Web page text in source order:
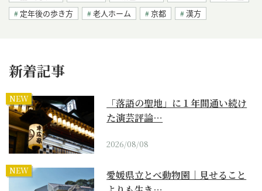
定年後の歩き方
老人ホーム 京都 漢方
新着記事
NEW
「落語の聖地」に１年間通い続け
た演芸評論…
2026/08/08
NEW
愛媛県立とべ動物園｜見せること